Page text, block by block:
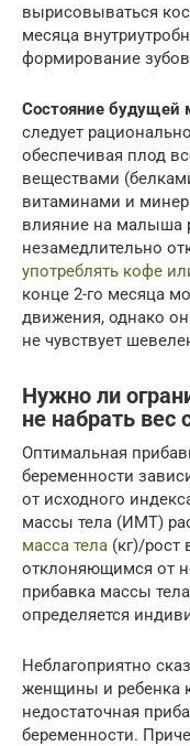
вырисовываться
месяца
формирование
Состояние будущей
следует
обеспечивая плод
веществами
витаминами и
влияние на малыша
незамедлительно
употреблять кофе
конце 2-го месяца
движения, однако
не чувствует
Нужно ли
не набрать вес
Оптимальная
беременности
от исходного
массы тела (ИМТ)
масса тела (кг)/
отклоняющимся от
прибавка массы
определяется
Неблагоприятно
женщины и ребенка
недостаточная
беременности.